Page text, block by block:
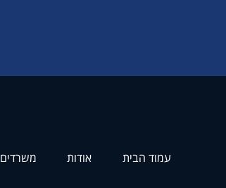
עמוד הבית אודות משרדים